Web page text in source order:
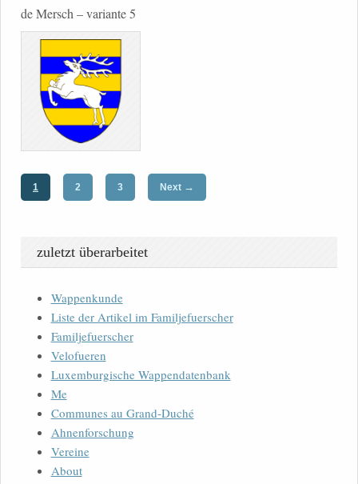
de Mersch – variante 5
1 2 3 Next →
zuletzt überarbeitet
Wappenkunde
Liste der Artikel im Familjefuerscher
Familjefuerscher
Velofueren
Luxemburgische Wappendatenbank
Me
Communes au Grand-Duché
Ahnenforschung
Vereine
About